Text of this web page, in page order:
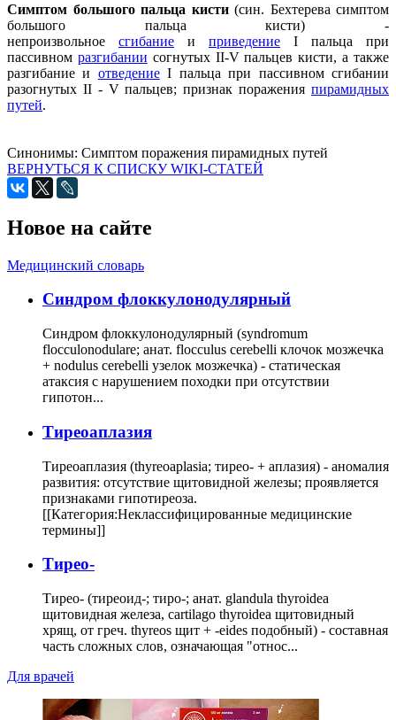
Симптом большого пальца кисти (син. Бехтерева симптом
большого пальца кисти) -
непроизвольное сгибание и приведение I пальца при
пассивном разгибании согнутых II-V пальцев кисти, а также
разгибание и отведениеI пальца при пассивном сгибании
разогнутых II - V пальцев; признак поражения пирамидных
путей.
Синонимы: Симптом поражения пирамидных путей
ВЕРНУТЬСЯ К СПИСКУ WIKI-СТАТЕЙ
Новое на сайте
Медицинский словарь
Cиндром флоккулонодулярный
Синдром флоккулонодулярный (syndromum
flocculonodulare; анат. flocculus cerebelli клочок мозжечка
+ nodulus cerebelli узелок мозжечка) - статическая
атаксия с нарушением походки при отсутствии
гипотон...
Тиреоаплазия
Тиреоаплазия (thyreoaplasia; тирео- + аплазия) - аномалия
развития: отсутствие щитовидной железы; проявляется
признаками гипотиреоза.
[[Категория:Неклассифицированные медицинские
термины]]
Тирео-
Тирео- (тиреоид-; тиро-; анат. glandula thyroidea
щитовидная железа, cartilago thyroidea щитовидный
хрящ, от греч. thyreos щит + -eides подобный) - составная
часть сложных слов, означающая "относ...
Для врачей